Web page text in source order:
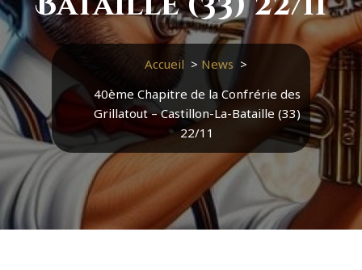
Accueil > News >
40ème Chapitre de la Confrérie des
Grillatout – Castillon-La-Bataille (33)
22/11